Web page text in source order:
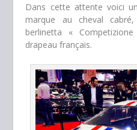
Dans cette attente voici
marque au cheval
berlinetta «
drapeau français.